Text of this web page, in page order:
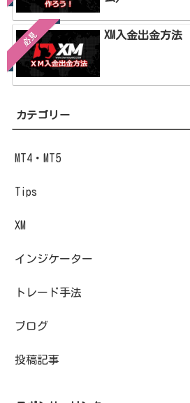
必見 XM入金出金方法
カテゴリー
MT4・MT5
Tips
XM
インジケーター
トレード手法
ブログ
投稿記事